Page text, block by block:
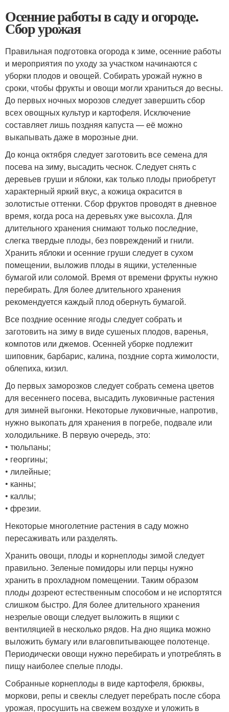
Осенние работы в саду и огороде.
Сбор урожая
Правильная подготовка огорода к зиме, осенние работы
и мероприятия по уходу за участком начинаются с
уборки плодов и овощей. Собирать урожай нужно в
сроки, чтобы фрукты и овощи могли храниться до весны.
До первых ночных морозов следует завершить сбор
всех овощных культур и картофеля. Исключение
составляет лишь поздняя капуста — её можно
выкапывать даже в морозные дни.
До конца октября следует заготовить все семена для
посева на зиму, высадить чеснок. Следует снять с
деревьев груши и яблоки, как только плоды приобретут
характерный яркий вкус, а кожица окрасится в
золотистые оттенки. Сбор фруктов проводят в дневное
время, когда роса на деревьях уже высохла. Для
длительного хранения снимают только последние,
слегка твердые плоды, без повреждений и гнили.
Хранить яблоки и осенние груши следует в сухом
помещении, выложив плоды в ящики, устеленные
бумагой или соломой. Время от времени фрукты нужно
перебирать. Для более длительного хранения
рекомендуется каждый плод обернуть бумагой.
Все поздние осенние ягоды следует собрать и
заготовить на зиму в виде сушеных плодов, варенья,
компотов или джемов. Осенней уборке подлежит
шиповник, барбарис, калина, поздние сорта жимолости,
облепиха, кизил.
До первых заморозков следует собрать семена цветов
для весеннего посева, высадить луковичные растения
для зимней выгонки. Некоторые луковичные, напротив,
нужно выкопать для хранения в погребе, подвале или
холодильнике. В первую очередь, это:
• тюльпаны;
• георгины;
• лилейные;
• канны;
• каллы;
• фрезии.
Некоторые многолетние растения в саду можно
пересаживать или разделять.
Хранить овощи, плоды и корнеплоды зимой следует
правильно. Зеленые помидоры или перцы нужно
хранить в прохладном помещении. Таким образом
плоды дозреют естественным способом и не испортятся
слишком быстро. Для более длительного хранения
незрелые овощи следует выложить в ящики с
вентиляцией в несколько рядов. На дно ящика можно
выложить бумагу или влаговпитывающее полотенце.
Периодически овощи нужно перебирать и употреблять в
пищу наиболее спелые плоды.
Собранные корнеплоды в виде картофеля, брюквы,
моркови, репы и свеклы следует перебрать после сбора
урожая, просушить на свежем воздухе и уложить в